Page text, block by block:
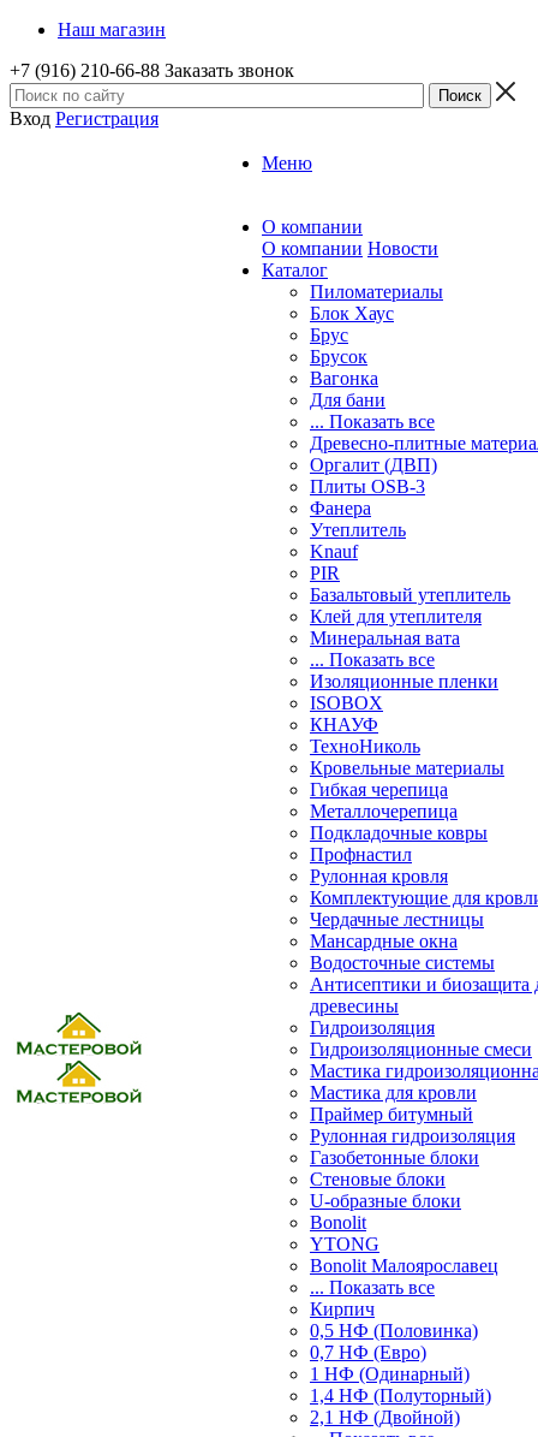
Наш магазин
+7 (916) 210-66-88 Заказать звонок
Вход Регистрация
Меню
О компании
О компании Новости
Каталог
Пиломатериалы
Блок Хаус
Брус
Брусок
Вагонка
Для бани
... Показать все
Древесно-плитные
Оргалит (ДВП)
Плиты OSB-3
Фанера
Утеплитель
Knauf
PIR
Базальтовый утеплитель
Клей для утеплителя
Минеральная вата
... Показать все
Изоляционные пленки
ISOBOX
КНАУФ
ТехноНиколь
Кровельные материалы
Гибкая черепица
Металлочерепица
Подкладочные ковры
Профнастил
Рулонная кровля
Комплектующие для
Чердачные лестницы
Мансардные окна
Водосточные системы
Антисептики и биозащита
древесины
Гидроизоляция
Гидроизоляционные смеси
Мастика
Мастика для кровли
Праймер битумный
Рулонная гидроизоляция
Газобетонные блоки
Стеновые блоки
U-образные блоки
Bonolit
YTONG
Bonolit Малоярославец
... Показать все
Кирпич
0,5 НФ (Половинка)
0,7 НФ (Евро)
1 НФ (Одинарный)
1,4 НФ (Полуторный)
2,1 НФ (Двойной)